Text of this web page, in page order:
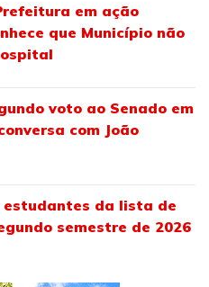
em ação
que Município não
voto ao Senado em
com João
estudantes da lista de
semestre de 2026